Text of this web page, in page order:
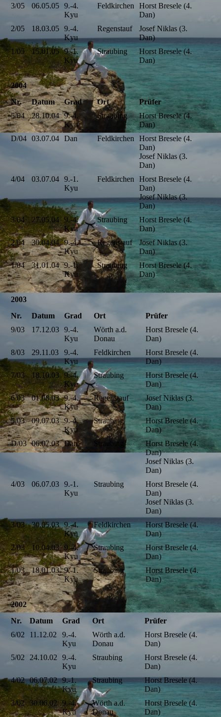
3/05
06.05.05
9.-4.
Kyu
Feldkirchen
Horst Bresele (4.
Dan)
2/05
18.03.05
9.-4.
Kyu
Regenstauf
Josef Niklas (3.
Dan)
1/05
15.01.05 9.-1.
Kyu
Straubing
Horst Bresele (4.
Dan)
2004
Nr.
Datum Grad Ort
Prüfer
5/04
28.10.04 9.-4.
Kyu
Straubing
Horst Bresele (4.
Dan)
D/04
03.07.04 Dan Feldkirchen
Horst Bresele (4.
Dan)
Josef Niklas (3.
Dan)
4/04
03.07.04
9.-1.
Kyu
Feldkirchen
Horst Bresele (4.
Dan)
Josef Niklas (3.
Dan)
3/04
27.05.04 9.-4.
Kyu
Straubing
Horst Bresele (4.
Dan)
2/04
30.04.04 9.-4.
Kyu
Regenstauf
Josef Niklas (3.
Dan)
1/04
31.01.04 9.-1.
Kyu
Straubing
Horst Bresele (4.
Dan)
2003
Nr.
Datum Grad Ort
Prüfer
9/03
17.12.03
9.-4.
Kyu
Wörth a.d.
Donau
Horst Bresele (4.
Dan)
8/03
29.11.03
9.-4.
Kyu
Feldkirchen
Horst Bresele (4.
Dan)
7/03
18.10.03 9.-4.
Kyu
Straubing
Horst Bresele (4.
Dan)
6/03
01.08.03 9.-4.
Kyu
Regenstauf
Josef Niklas (3.
Dan)
5/03
09.07.03 9.-4.
Kyu
Straubing
Horst Bresele (4.
Dan)
D/03 06.07.03 Dan Straubing
Horst Bresele (4.
Dan)
Josef Niklas (3.
Dan)
4/03
06.07.03
9.-1.
Kyu
Straubing
Horst Bresele (4.
Dan)
Josef Niklas (3.
Dan)
3/03
30.05.03 9.-4.
Kyu
Feldkirchen
Horst Bresele (4.
Dan)
2/03
10.04.03 9.-4.
Kyu
Straubing
Horst Bresele (4.
Dan)
1/03
18.01.03 9.-1.
Kyu
Straubing
Horst Bresele (4.
Dan)
2002
Nr.
Datum Grad Ort
Prüfer
6/02
11.12.02
9.-4.
Kyu
Wörth a.d.
Donau
Horst Bresele (4.
Dan)
5/02
24.10.02
9.-4.
Kyu
Straubing
Horst Bresele (4.
Dan)
4/02 06.07.02 9.-1.
Kyu
Straubing
Horst Bresele (4.
Dan)
3/02
30.06.02 9.-4.
Kyu
Wörth a.d.
Donau
Horst Bresele (4.
Dan)